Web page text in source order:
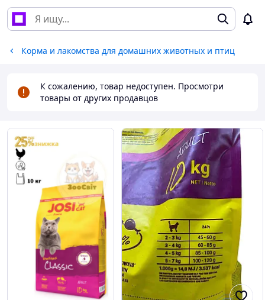
Корма и лакомства для домашних животных и птиц
К сожалению, товар недоступен. Просмотри
товары от других продавцов